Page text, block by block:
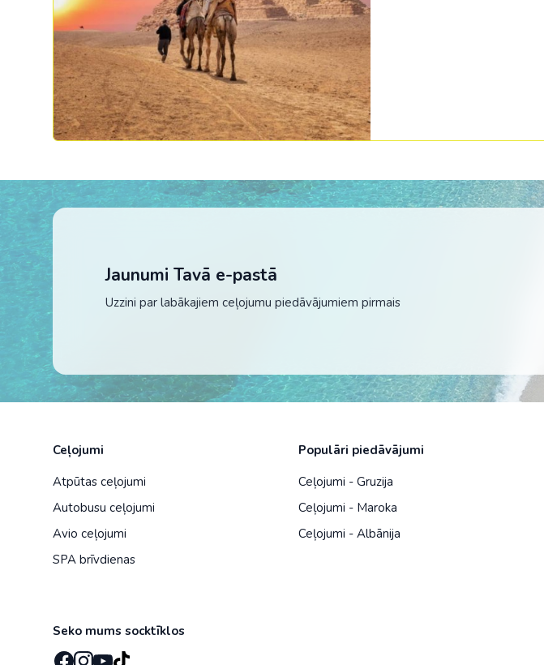
Jaunumi Tavā e-pastā
Uzzini par labākajiem ceļojumu piedāvājumiem pirmais
Ceļojumi
Atpūtas ceļojumi
Autobusu ceļojumi
Avio ceļojumi
SPA brīvdienas
Seko mums socktīklos
Populāri piedāvājumi
Ceļojumi - Gruzija
Ceļojumi - Maroka
Ceļojumi - Albānija